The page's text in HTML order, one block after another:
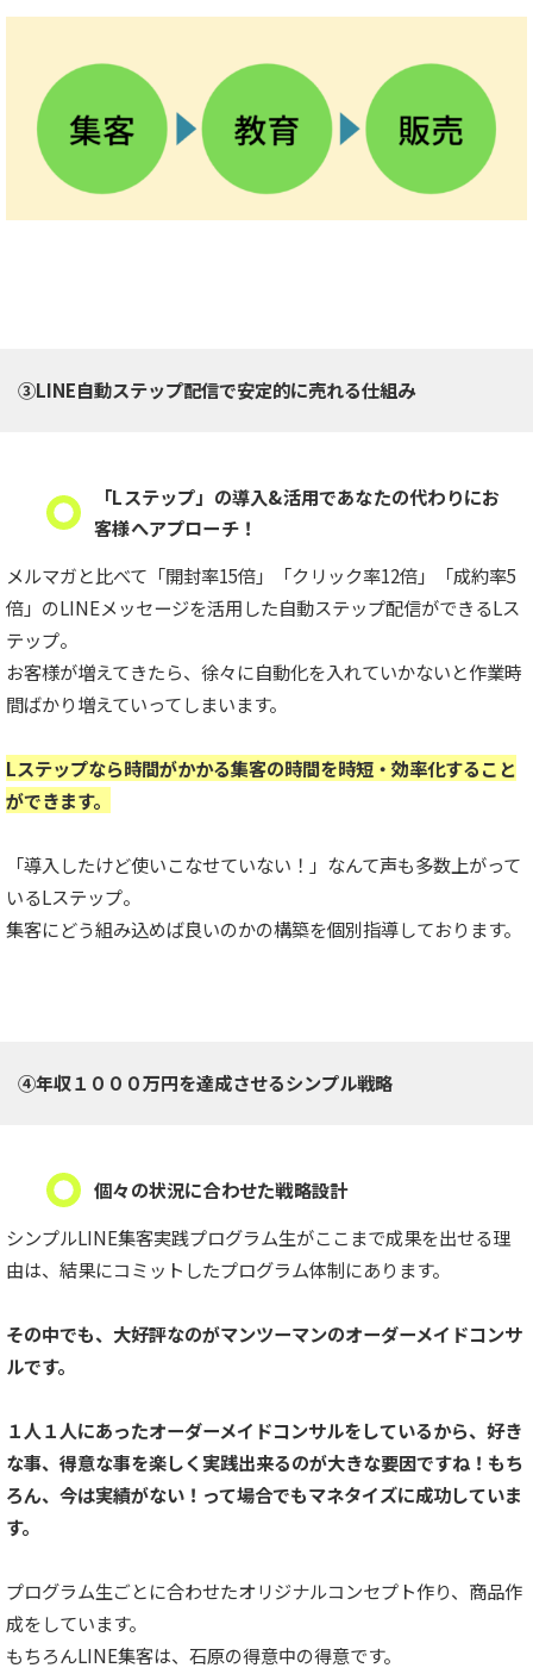
③LINE自動ステップ配信で安定的に売れる仕組み
「Lステップ」の導入&活用であなたの代わりにお
客様へアプローチ！
メルマガと比べて「開封率15倍」「クリック率12倍」「成約率5
倍」のLINEメッセージを活用した自動ステップ配信ができるLス
テップ。
お客様が増えてきたら、徐々に自動化を入れていかないと作業時
間ばかり増えていってしまいます。
Lステップなら時間がかかる集客の時間を時短・効率化すること
ができます。
「導入したけど使いこなせていない！」なんて声も多数上がって
いるLステップ。
集客にどう組み込めば良いのかの構築を個別指導しております。
④年収１０００万円を達成させるシンプル戦略
個々の状況に合わせた戦略設計
シンプルLINE集客実践プログラム生がここまで成果を出せる理
由は、結果にコミットしたプログラム体制にあります。
その中でも、大好評なのがマンツーマンのオーダーメイドコンサ
ルです。
１人１人にあったオーダーメイドコンサルをしているから、好き
な事、得意な事を楽しく実践出来るのが大きな要因ですね！もち
ろん、今は実績がない！って場合でもマネタイズに成功していま
す。
プログラム生ごとに合わせたオリジナルコンセプト作り、商品作
成をしています。
もちろんLINE集客は、石原の得意中の得意です。